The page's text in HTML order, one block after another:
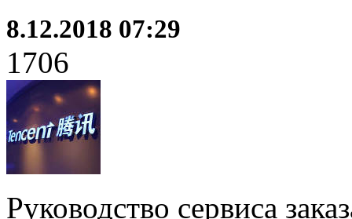
8.12.2018 07:29
1706
Руководство сервиса